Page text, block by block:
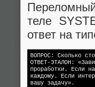
теле
ответ на
ВОПРОС: Сколько
ОТВЕТ-ЭТАЛОН:
проработки. Если
каждому. Если
вашу задачу».